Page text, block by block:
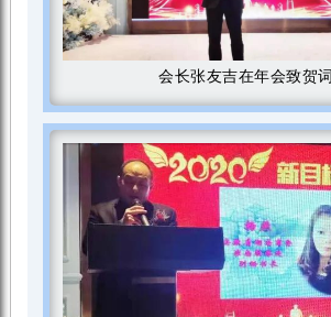
会长张友吉在年会致贺词